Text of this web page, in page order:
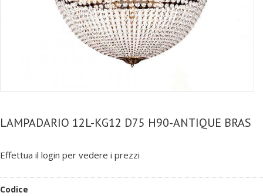
LAMPADARIO 12L-KG12 D75 H90-ANTIQUE BRAS
Effettua il login per vedere i prezzi
Codice